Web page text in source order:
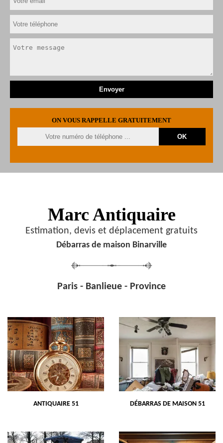
ON VOUS RAPPELLE GRATUITEMENT
Marc Antiquaire
Estimation, devis et déplacement gratuits
Débarras de maison Binarville
Paris - Banlieue - Province
ANTIQUAIRE 51 DÉBARRAS DE MAISON 51